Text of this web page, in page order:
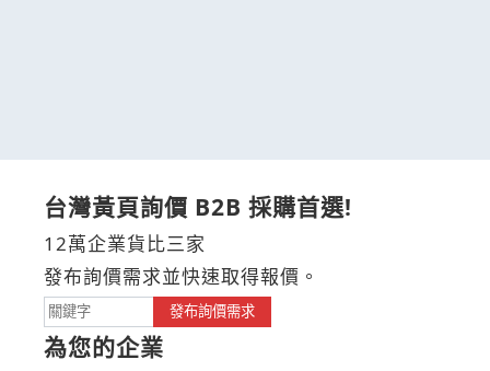
台灣黃頁詢價 B2B 採購首選!
12萬企業貨比三家
發布詢價需求並快速取得報價。
發布詢價需求
為您的企業